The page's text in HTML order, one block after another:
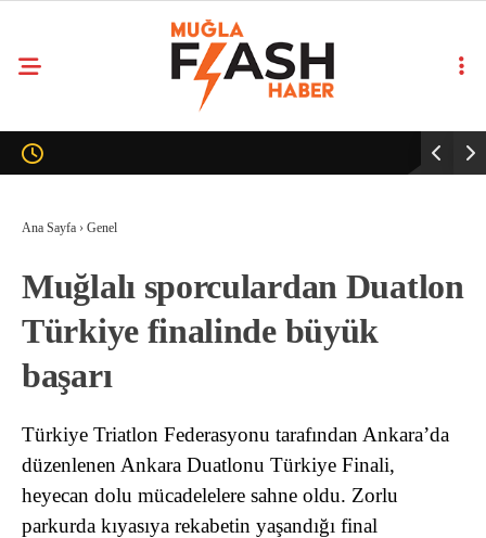
Ana Sayfa › Genel
Muğlalı sporculardan Duatlon
Türkiye finalinde büyük
başarı
Türkiye Triatlon Federasyonu tarafından Ankara’da
düzenlenen Ankara Duatlonu Türkiye Finali,
heyecan dolu mücadelelere sahne oldu. Zorlu
parkurda kıyasıya rekabetin yaşandığı final